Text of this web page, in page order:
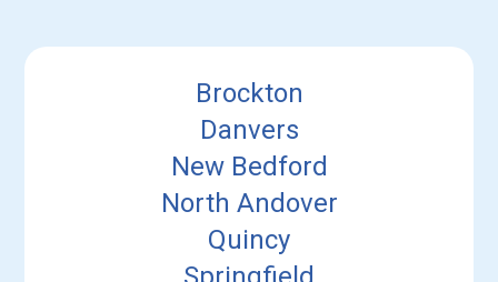
Brockton
Danvers
New Bedford
North Andover
Quincy